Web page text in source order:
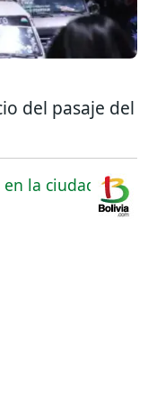
del pasaje del